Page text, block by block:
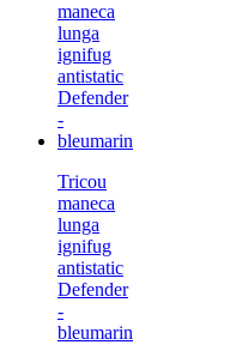
Tricou
maneca
lunga
ignifug
antistatic
Defender
-
bleumarin